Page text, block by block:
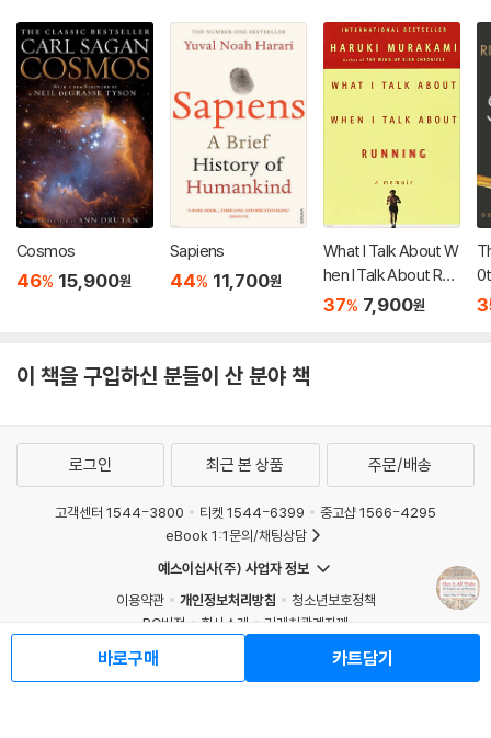
Cosmos
46% 15,900원
Sapiens
44% 11,700원
What I Talk About W
hen I Talk About Run
ning
37% 7,900원
이 책을 구입하신 분들이 산 분야 책
바로구매 카트담기
로그인 최근 본 상품 주문/배송
고객센터 1544-3800 티켓 1544-6399
중고샵 1566-4295
eBook 1:1문의/채팅상담
예스이십사(주) 사업자 정보
이용약관
개인정보처리방침
청소년보호정책
PC버전
회사소개
거래처관계자께
Copyright © YES24 Corp. All Rights Reserved.